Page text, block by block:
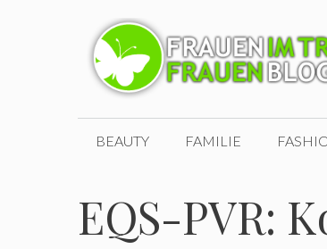
BEAUTY FAMILIE
EQS-PVR: